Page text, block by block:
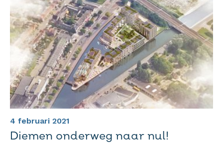
Diemen onderweg naar nul!
4 februari 2021